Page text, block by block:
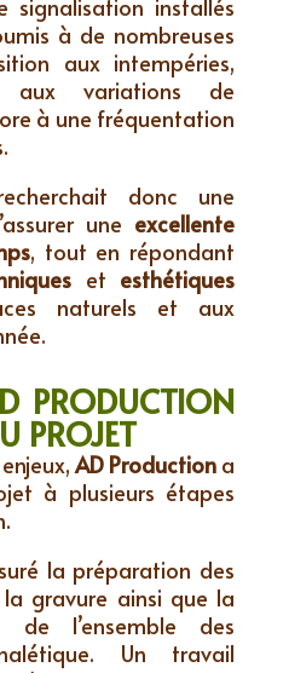
signalisation installés
à de nombreuses
aux intempéries,
aux variations de
à une fréquentation
donc une
une excellente
, tout en répondant
et esthétiques
naturels et aux
PRODUCTION
PROJET
AD Production a
à plusieurs étapes
la préparation des
gravure ainsi que la
l’ensemble des
Un travail